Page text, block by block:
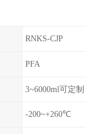
RNKS-CJP
PFA
3~6000ml可定制
-200~+260℃